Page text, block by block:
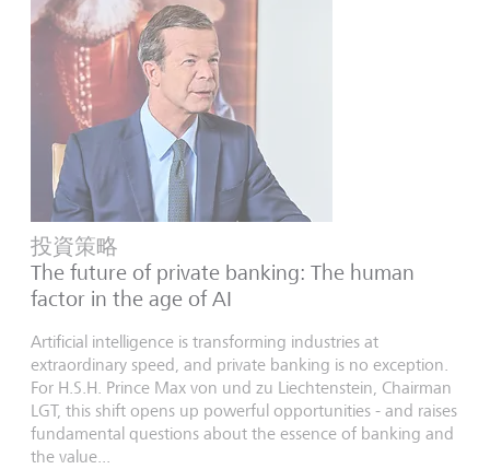
投資策略
The future of private banking: The human
factor in the age of AI
Artificial intelligence is transforming industries at
extraordinary speed, and private banking is no exception.
For H.S.H. Prince Max von und zu Liechtenstein, Chairman
LGT, this shift opens up powerful opportunities - and raises
fundamental questions about the essence of banking and
the value...